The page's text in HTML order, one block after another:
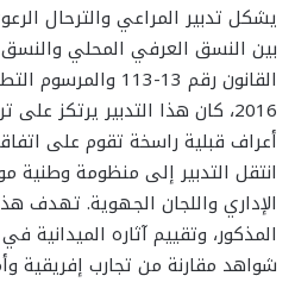
يشكل تدبير المراعي والترحال
بين النسق العرفي المحلي
2016، كان هذا التدبير يرتكز
انتقل التدبير إلى منظومة
الإداري واللجان الجهوية. تهدف
المذكور، وتقييم آثاره الميدانية
شواهد مقارنة من تجارب إفريقية